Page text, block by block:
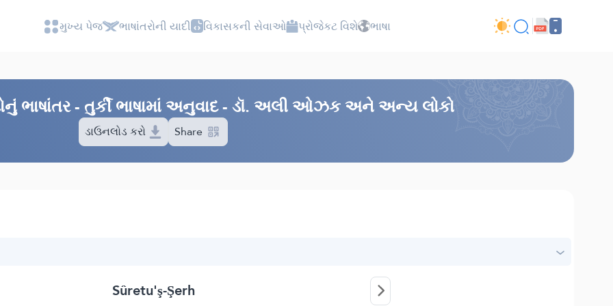
મુખ્ય પેજ ભાષાંતરોની યાદી વિકાસકની સેવાઓ પ્રોજેકટ વિશે ભાષા
ભાષાંતર - તુર્કી ભાષામાં અનુવાદ - ડૉ. અલી ઓઝક અને અન્ય લોકો
ડાઉનલોડ કરો Share
Sûretu'ş-Şerh